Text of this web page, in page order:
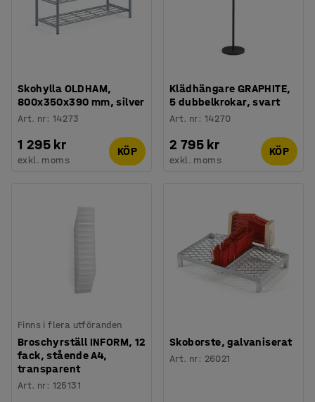
Skohylla OLDHAM,
800x350x390 mm, silver
Art. nr: 14273
1 295 kr
exkl. moms
KÖP
Klädhängare GRAPHITE,
5 dubbelkrokar, svart
Art. nr: 14270
2 795 kr
exkl. moms
KÖP
Finns i flera utföranden
Broschyrställ INFORM, 12
fack, stående A4,
transparent
Art. nr: 125131
Skoborste, galvaniserat
Art. nr: 26021